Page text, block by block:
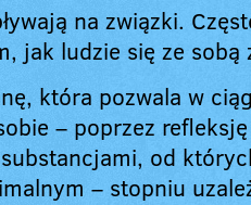
na związki.
jak ludzie się ze sobą
która pozwala w
– poprzez refleksję
od
– stopniu